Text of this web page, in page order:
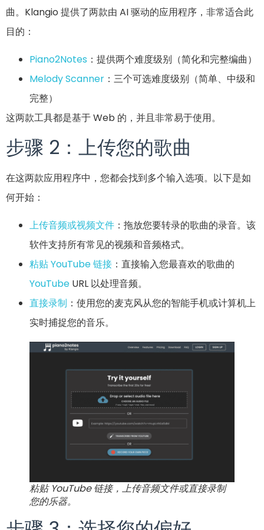
曲。Klangio 提供了两款由 AI 驱动的应用程序，非常适合此
目的：
Piano2Notes ：提供两个难度级别（简化和完整编曲）
Melody Scanner ：三个可选难度级别（简单、中级和
完整）
这两款工具都是基于 Web 的，并且非常易于使用。
步骤 2：上传您的歌曲
在这两款应用程序中，您都会找到多个输入选项。以下是如
何开始：
上传音频或视频文件 ：拖放您要转录的歌曲的录音。该
软件支持所有常见的视频和音频格式。
粘贴 YouTube 链接 ：直接输入您最喜欢的歌曲的
YouTube URL 以处理音频。
直接录制 ：使用您的麦克风从您的智能手机或计算机上
实时捕捉您的音乐。
粘贴 YouTube 链接，上传音频文件或直接录制
您的乐器。